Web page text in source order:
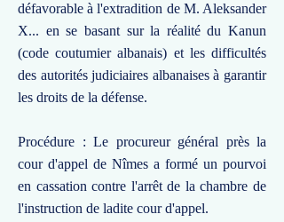
défavorable à l'extradition de M. Aleksander
X... en se basant sur la réalité du Kanun
(code coutumier albanais) et les difficultés
des autorités judiciaires albanaises à garantir
les droits de la défense.
Procédure : Le procureur général près la
cour d'appel de Nîmes a formé un pourvoi
en cassation contre l'arrêt de la chambre de
l'instruction de ladite cour d'appel.